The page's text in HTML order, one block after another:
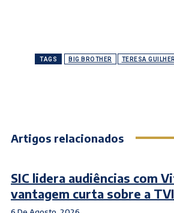
TAGS BIG BROTHER TERESA
Artigos relacionados
SIC lidera audiências com
vantagem curta sobre a TVI